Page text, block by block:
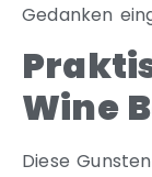
Gedanken
Wine
Diese